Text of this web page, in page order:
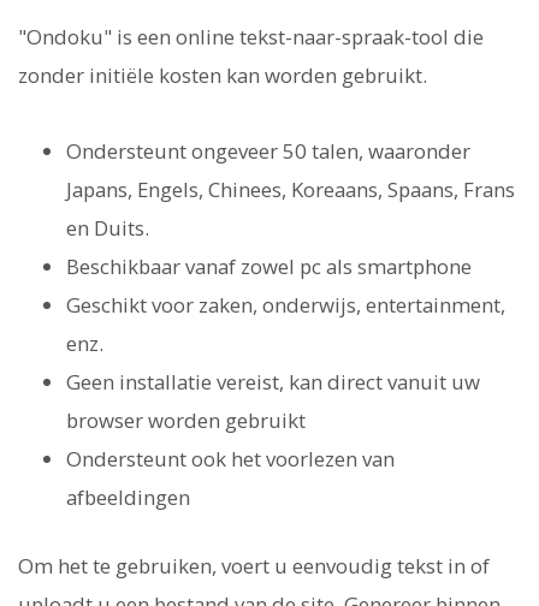
"Ondoku" is een online tekst-naar-spraak-tool die
zonder initiële kosten kan worden gebruikt.
Ondersteunt ongeveer 50 talen, waaronder
Japans, Engels, Chinees, Koreaans, Spaans, Frans
en Duits.
Beschikbaar vanaf zowel pc als smartphone
Geschikt voor zaken, onderwijs, entertainment,
enz.
Geen installatie vereist, kan direct vanuit uw
browser worden gebruikt
Ondersteunt ook het voorlezen van
afbeeldingen
Om het te gebruiken, voert u eenvoudig tekst in of